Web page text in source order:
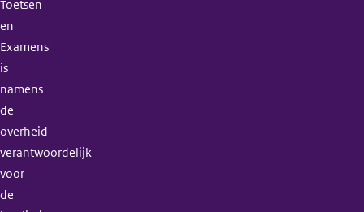
Toetsen
en
Examens
is
namens
de
overheid
verantwoordelijk
voor
de